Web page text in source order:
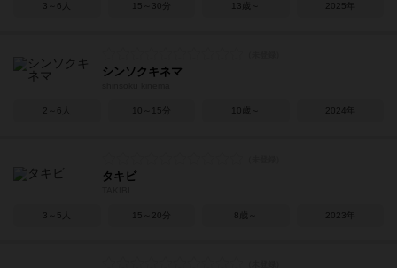
3～6人 15～30分 13歳～ 2025年
シンソクキネマ
2～6人 10～15分 10歳～ 2024年
タキビ
3～5人 15～20分 8歳～ 2023年